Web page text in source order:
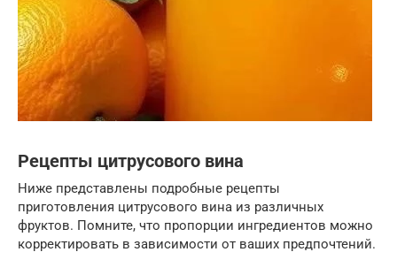
Рецепты цитрусового вина
Ниже представлены подробные рецепты
приготовления цитрусового вина из различных
фруктов. Помните, что пропорции ингредиентов можно
корректировать в зависимости от ваших предпочтений.